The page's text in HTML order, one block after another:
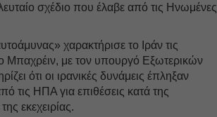
σχέδιο που έλαβε από τις Ηνωμένες
χαρακτήρισε το Ιράν τις
Μπαχρέιν, με τον υπουργό Εξωτερικών
ότι οι ιρανικές δυνάμεις έπληξαν
τις ΗΠΑ για επιθέσεις κατά της
εκεχειρίας.